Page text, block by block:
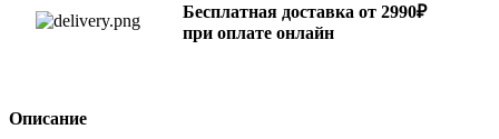
Бесплатная доставка от 2990₽
при оплате онлайн
Описание